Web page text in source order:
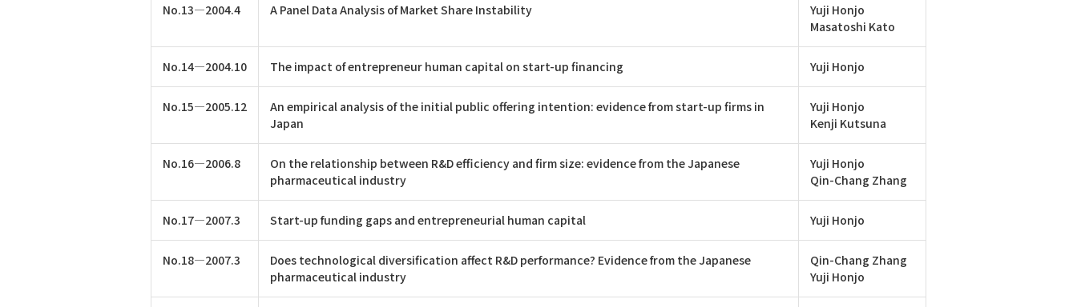
No.13―2004.4 A Panel Data Analysis of Market Share Instability
Yuji Honjo
Masatoshi Kato
No.14―2004.10 The impact of entrepreneur human capital on start-up financing Yuji Honjo
No.15―2005.12
An empirical analysis of the initial public offering intention: evidence from start-up firms in
Japan
Yuji Honjo
Kenji Kutsuna
No.16―2006.8
On the relationship between R&D efficiency and firm size: evidence from the Japanese
pharmaceutical industry
Yuji Honjo
Qin-Chang Zhang
No.17―2007.3 Start-up funding gaps and entrepreneurial human capital Yuji Honjo
No.18―2007.3
Does technological diversification affect R&D performance? Evidence from the Japanese
pharmaceutical industry
Qin-Chang Zhang
Yuji Honjo